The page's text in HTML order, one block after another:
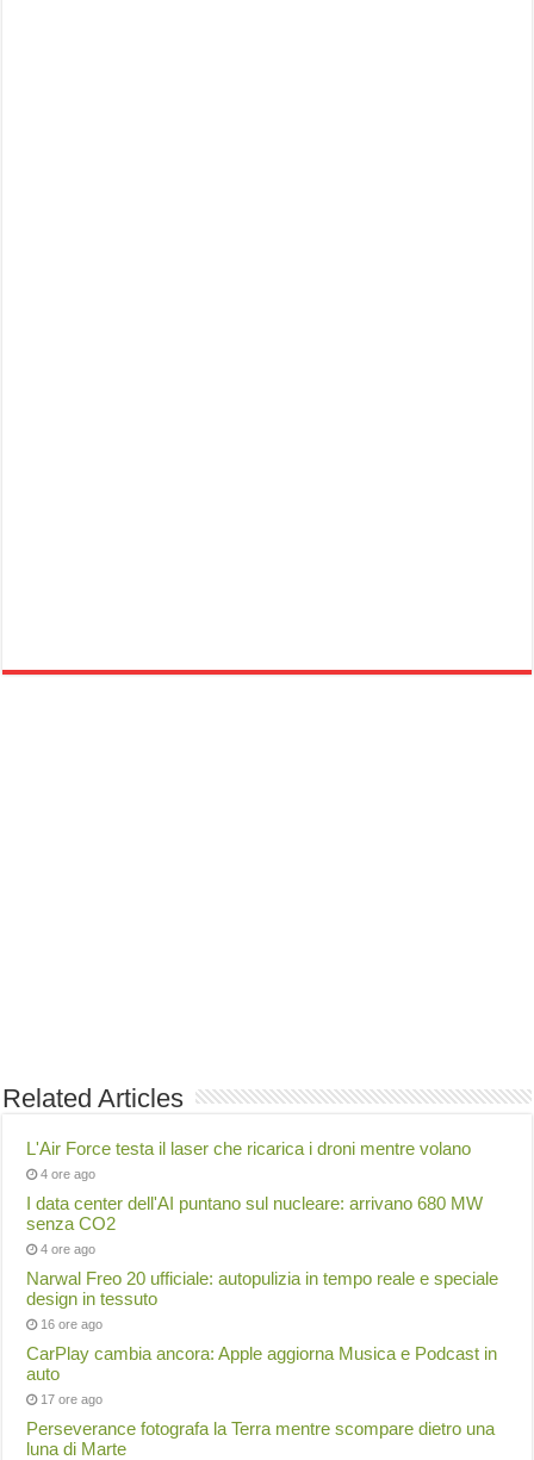
Related Articles
L'Air Force testa il laser che ricarica i droni mentre volano
4 ore ago
I data center dell'AI puntano sul nucleare: arrivano 680 MW
senza CO2
4 ore ago
Narwal Freo 20 ufficiale: autopulizia in tempo reale e speciale
design in tessuto
16 ore ago
CarPlay cambia ancora: Apple aggiorna Musica e Podcast in
auto
17 ore ago
Perseverance fotografa la Terra mentre scompare dietro una
luna di Marte